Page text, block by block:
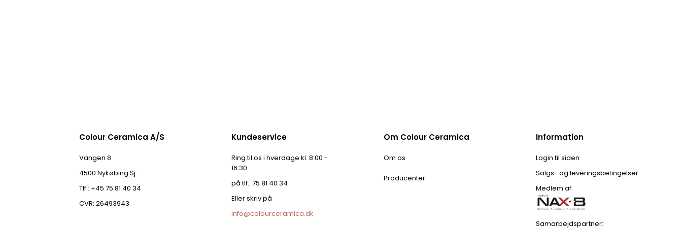
Colour Ceramica A/S
Vangen 8
4500 Nykøbing Sj.
Tlf.: +45 75 81 40 34
CVR: 26493943
Kundeservice
Ring til os i hverdage kl. 8:00 -
16:30
på tlf.: 75 81 40 34
Eller skriv på
info@colourceramica.dk
Om Colour Ceramica
Om os
Producenter
Information
Login til siden
Salgs- og leveringsbetingelser
Medlem af:
Samarbejdspartner: